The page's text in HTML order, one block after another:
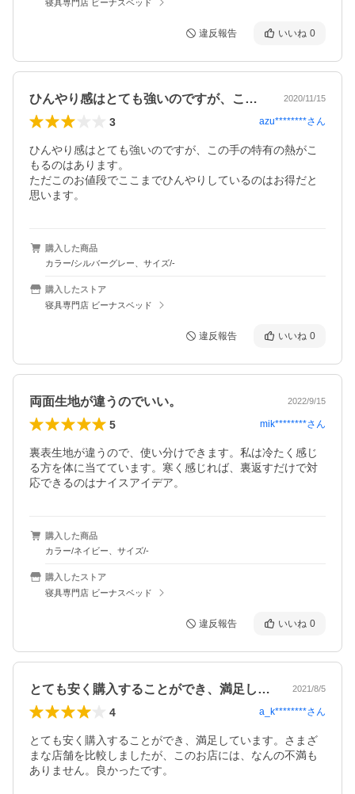
寝具専門店 ビーナスベッド
違反報告 いいね 0
ひんやり感はとても強いのですが、この手… 2020/11/15
3 azu********さん
ひんやり感はとても強いのですが、この手の特有の熱がこ
もるのはあります。
ただこのお値段でここまでひんやりしているのはお得だと
思います。
購入した商品
カラー/シルバーグレー、サイズ/-
購入したストア
寝具専門店 ビーナスベッド
違反報告 いいね 0
両面生地が違うのでいい。 2022/9/15
5 mik********さん
裏表生地が違うので、使い分けできます。私は冷たく感じ
る方を体に当てています。寒く感じれば、裏返すだけで対
応できるのはナイスアイデア。
購入した商品
カラー/ネイビー、サイズ/-
購入したストア
寝具専門店 ビーナスベッド
違反報告 いいね 0
とても安く購入することができ、満足して… 2021/8/5
4 a_k********さん
とても安く購入することができ、満足しています。さまざ
まな店舗を比較しましたが、このお店には、なんの不満も
ありません。良かったです。